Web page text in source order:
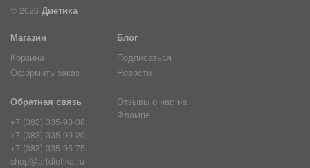
© 2026 Диетика
Магазин
Корзина
Оформить заказ
Блог
Подписаться
Новости
Обратная связь
+7 (383) 335-93-38,
+7 (383) 335-99-20,
+7 (383) 335-95-75
shop@artdietika.ru
Отзывы о нас на
Флампе